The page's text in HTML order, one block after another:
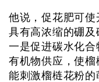
他说，促花肥可
具有高浓缩的硼及
一是促进碳水化
有机物供应，使
能刺激榴梿花粉